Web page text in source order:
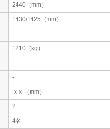
2440（mm）
1430/1425（mm）
-
1210（kg）
-
-
-x-x-（mm）
2
4名